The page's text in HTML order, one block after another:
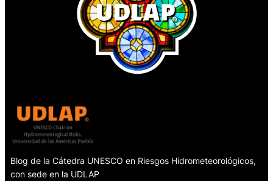
Blog de la Cátedra UNESCO en Riesgos Hidrometeorológicos,
con sede en la UDLAP